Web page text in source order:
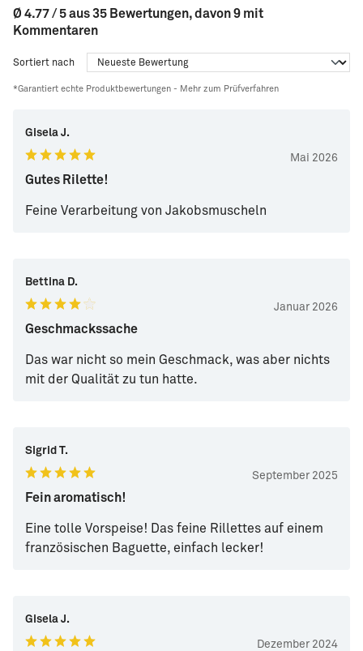
Ø 4.77 / 5 aus 35 Bewertungen, davon 9 mit
Kommentaren
Sortiert nach
*Garantiert echte Produktbewertungen - Mehr zum Prüfverfahren
Gisela J.
Mai 2026
Gutes Rilette!
Feine Verarbeitung von Jakobsmuscheln
Bettina D.
Januar 2026
Geschmackssache
Das war nicht so mein Geschmack, was aber nichts
mit der Qualität zu tun hatte.
Sigrid T.
September 2025
Fein aromatisch!
Eine tolle Vorspeise! Das feine Rillettes auf einem
französischen Baguette, einfach lecker!
Gisela J.
Dezember 2024